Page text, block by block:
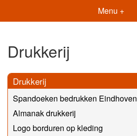
Menu +
Drukkerij
Drukkerij
Spandoeken bedrukken Eindhoven
Almanak drukkerij
Logo borduren op kleding